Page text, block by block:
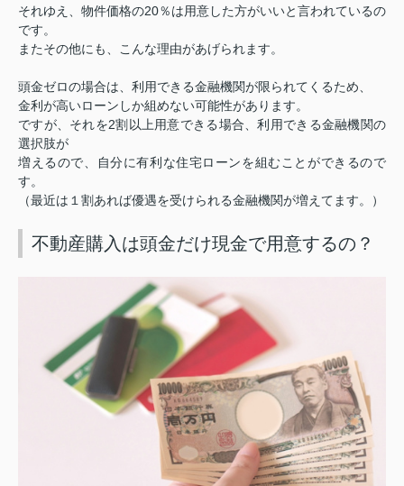
それゆえ、物件価格の20％は用意した方がいいと言われているの
です。
またその他にも、こんな理由があげられます。
頭金ゼロの場合は、利用できる金融機関が限られてくるため、
金利が高いローンしか組めない可能性があります。
ですが、それを2割以上用意できる場合、利用できる金融機関の
選択肢が
増えるので、自分に有利な住宅ローンを組むことができるので
す。
（最近は１割あれば優遇を受けられる金融機関が増えてます。）
不動産購入は頭金だけ現金で用意するの？